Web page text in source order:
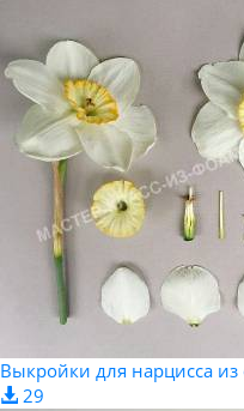
Выкройки для нарцисса
29